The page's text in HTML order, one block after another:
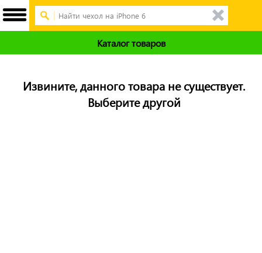
Каталог товаров
Извините, данного товара не существует.
Выберите другой